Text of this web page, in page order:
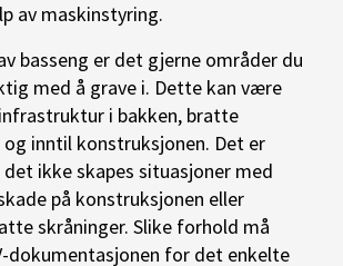
av maskinstyring.
basseng er det gjerne områder du
med å grave i. Dette kan være
i bakken, bratte
inntil konstruksjonen. Det er
ikke skapes situasjoner med
på konstruksjonen eller
skråninger. Slike forhold må
dokumentasjonen for det enkelte